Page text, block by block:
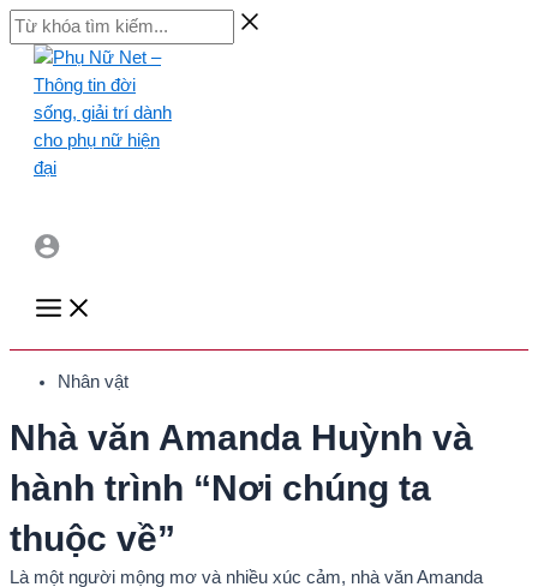
Skip
to
content
Từ
khóa
kiếm...
Main
Menu
Nhân vật
Nhà văn Amanda Huỳnh và
hành trình “Nơi chúng ta
thuộc về”
Là một người mộng mơ và nhiều xúc cảm, nhà văn Amanda